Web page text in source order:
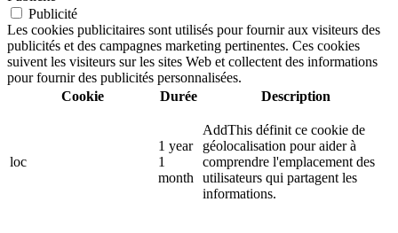
Publicité
Les cookies publicitaires sont utilisés pour fournir aux visiteurs des
publicités et des campagnes marketing pertinentes. Ces cookies
suivent les visiteurs sur les sites Web et collectent des informations
pour fournir des publicités personnalisées.
Cookie
Durée Description
loc
1 year
1
month
AddThis définit ce cookie de
géolocalisation pour aider à
comprendre l'emplacement des
utilisateurs qui partagent les
informations.